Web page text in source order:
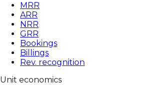
MRR
ARR
NRR
GRR
Bookings
Billings
Rev. recognition
Unit economics